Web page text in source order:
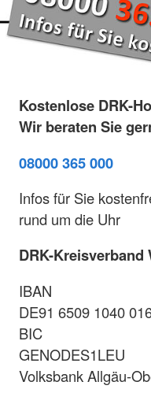
Kostenlose DRK-
Wir beraten Sie
08000 365 000
Infos für Sie
rund um die Uhr
DRK-Kreisverband
IBAN
DE91 6509 1040
BIC
GENODES1LEU
Volksbank Allgäu-